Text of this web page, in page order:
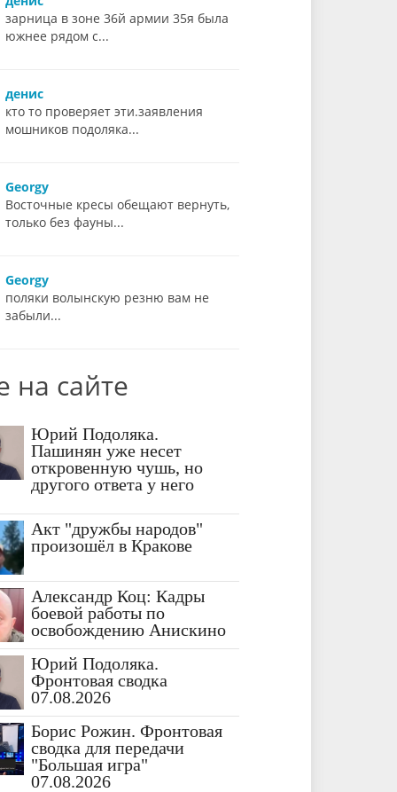
зарница в зоне 36й армии 35я была
южнее рядом с...
денис
кто то проверяет эти.заявления
мошников подоляка...
Georgy
Восточные кресы обещают вернуть,
только без фауны...
Georgy
поляки волынскую резню вам не
забыли...
на сайте
Юрий Подоляка.
Пашинян уже несет
откровенную чушь, но
другого ответа у него
Акт "дружбы народов"
произошёл в Кракове
Александр Коц: Кадры
боевой работы по
освобождению Анискино
Юрий Подоляка.
Фронтовая сводка
07.08.2026
Борис Рожин. Фронтовая
сводка для передачи
"Большая игра"
07.08.2026